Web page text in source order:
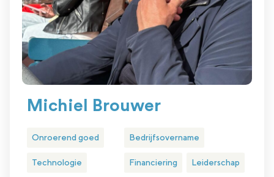
Michiel Brouwer
Onroerend goed
Technologie
Bedrijfsovername
Financiering Leiderschap